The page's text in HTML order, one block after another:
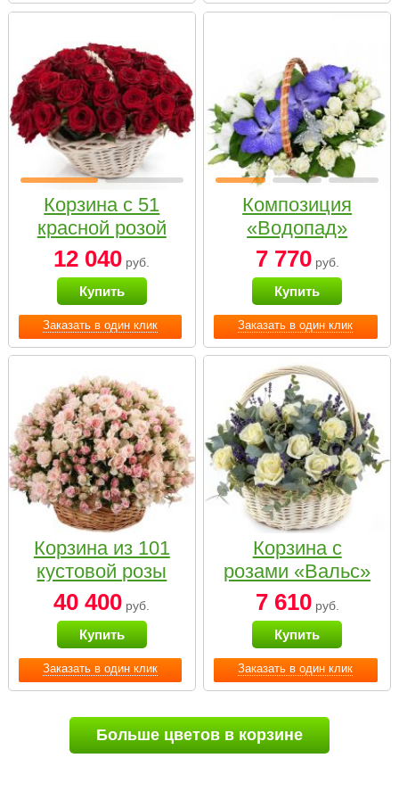
Заказать в один клик
Корзина с 51
красной розой
12 040 руб.
Купить
Заказать в один клик
Композиция
«Водопад»
7 770руб.
Купить
Заказать в один клик
Корзина из 101
кустовой розы
нежных тонов
40 400 руб.
Купить
Заказать в один клик
Корзина с
розами «Вальс»
7 610руб.
Купить
Больше цветов в корзине